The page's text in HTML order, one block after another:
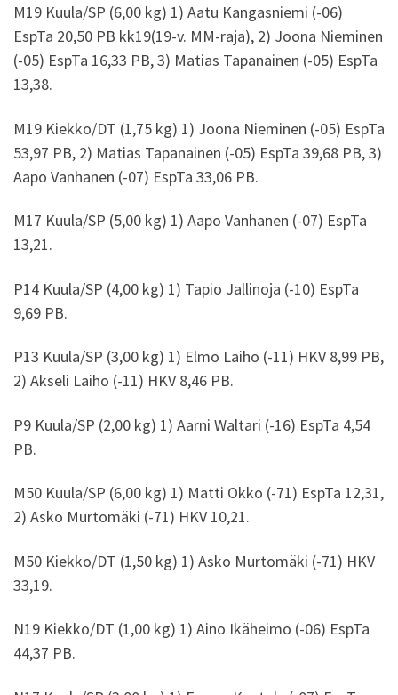
M19 Kuula/SP (6,00 kg) 1) Aatu Kangasniemi (-06)
EspTa 20,50 PB kk19(19-v. MM-raja), 2) Joona Nieminen
(-05) EspTa 16,33 PB, 3) Matias Tapanainen (-05) EspTa
13,38.
M19 Kiekko/DT (1,75 kg) 1) Joona Nieminen (-05) EspTa
53,97 PB, 2) Matias Tapanainen (-05) EspTa 39,68 PB, 3)
Aapo Vanhanen (-07) EspTa 33,06 PB.
M17 Kuula/SP (5,00 kg) 1) Aapo Vanhanen (-07) EspTa
13,21.
P14 Kuula/SP (4,00 kg) 1) Tapio Jallinoja (-10) EspTa
9,69 PB.
P13 Kuula/SP (3,00 kg) 1) Elmo Laiho (-11) HKV 8,99 PB,
2) Akseli Laiho (-11) HKV 8,46 PB.
P9 Kuula/SP (2,00 kg) 1) Aarni Waltari (-16) EspTa 4,54
PB.
M50 Kuula/SP (6,00 kg) 1) Matti Okko (-71) EspTa 12,31,
2) Asko Murtomäki (-71) HKV 10,21.
M50 Kiekko/DT (1,50 kg) 1) Asko Murtomäki (-71) HKV
33,19.
N19 Kiekko/DT (1,00 kg) 1) Aino Ikäheimo (-06) EspTa
44,37 PB.